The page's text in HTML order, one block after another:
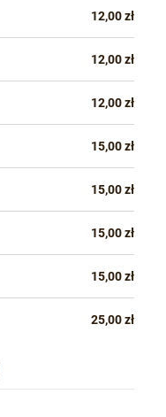
12,00 zł
12,00 zł
12,00 zł
15,00 zł
15,00 zł
15,00 zł
15,00 zł
25,00 zł